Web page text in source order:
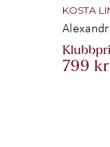
KOSTA
799 kr